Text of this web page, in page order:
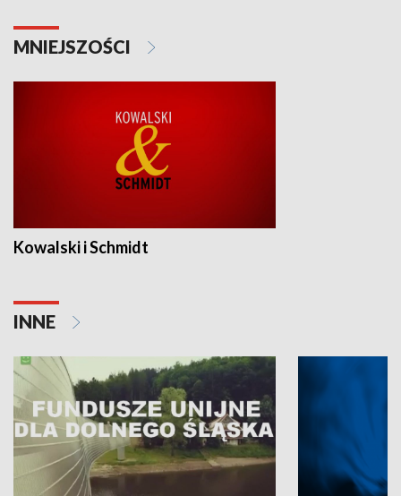
MNIEJSZOŚCI
Kowalski i Schmidt
INNE